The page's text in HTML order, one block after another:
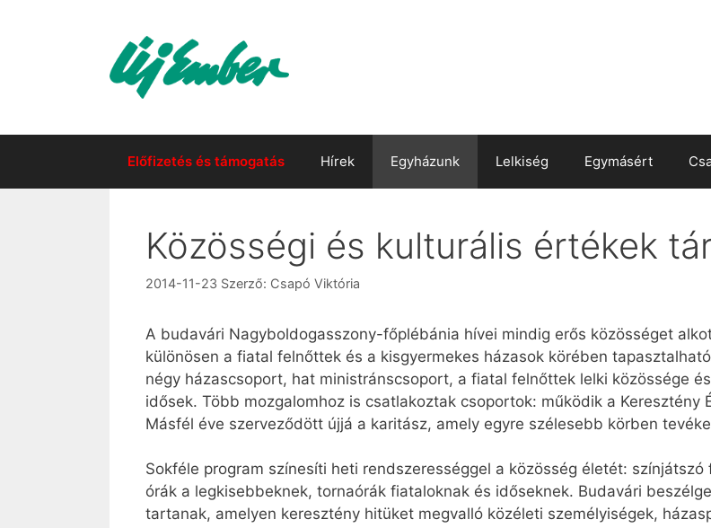
Előfizetés és támogatás Hírek Egyházunk Lelkiség Egymásért
Közösségi és kulturális értékek
2014-11-23 Szerző: Csapó Viktória
A budavári Nagyboldogasszony-főplébánia hívei mindig erős közösséget
különösen a fiatal felnőttek és a kisgyermekes házasok körében
négy házascsoport, hat ministránscsoport, a fiatal felnőttek lelki közössége
idősek. Több mozgalomhoz is csatlakoztak csoportok: működik a Keresztény
Másfél éve szerveződött újjá a karitász, amely egyre szélesebb körben
Sokféle program színesíti heti rendszerességgel a közösség életét:
órák a legkisebbeknek, tornaórák fiataloknak és időseknek. Budavári
tartanak, amelyen keresztény hitüket megvalló közéleti személyiségek,